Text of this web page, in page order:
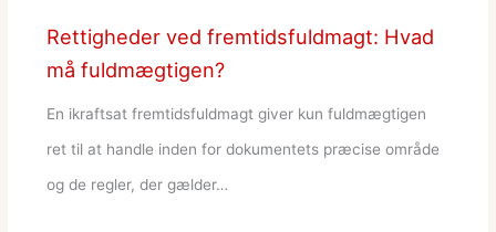
Rettigheder ved fremtidsfuldmagt: Hvad
må fuldmægtigen?
En ikraftsat fremtidsfuldmagt giver kun fuldmægtigen
ret til at handle inden for dokumentets præcise område
og de regler, der gælder…